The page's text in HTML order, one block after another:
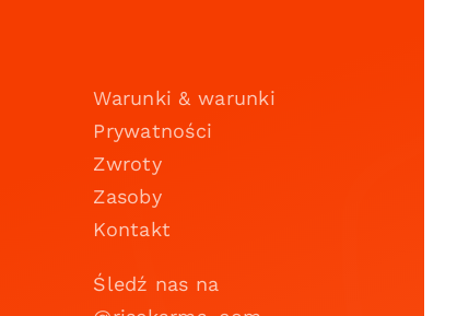
Warunki & warunki
Prywatności
Zwroty
Zasoby
Kontakt
Śledź nas na